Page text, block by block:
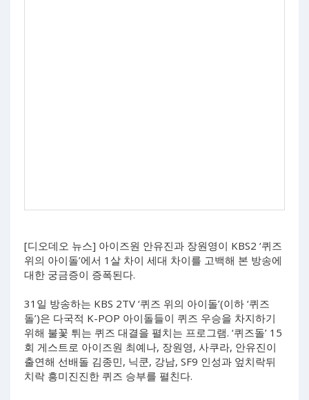
[디오데오 뉴스] 아이즈원 안유진과 장원영이 KBS2 ‘퀴즈
위의 아이돌’에서 1살 차이 세대 차이를 고백해 본 방송에
대한 궁금증이 증폭된다.
31일 방송하는 KBS 2TV ‘퀴즈 위의 아이돌’(이하 ‘퀴즈
돌’)은 다국적 K-POP 아이돌들이 퀴즈 우승을 차지하기
위해 불꽃 튀는 퀴즈 대결을 펼치는 프로그램. ‘퀴즈돌’ 15
회 게스트로 아이즈원 최예나, 장원영, 사쿠라, 안유진이
출연해 선배돌 김종민, 닉쿤, 강남, SF9 인성과 엎치락뒤
치락 흥미진진한 퀴즈 승부를 펼친다.